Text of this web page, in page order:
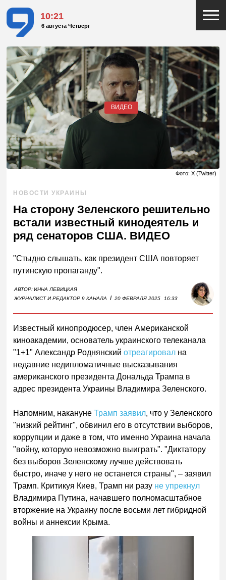
10:21
6 августа Четверг
ВИДЕО
Фото: X (Twitter)
НОВОСТИ УКРАИНЫ
На сторону Зеленского решительно
встали известный кинодеятель и
ряд сенаторов США. ВИДЕО
"Стыдно слышать, как президент США повторяет
путинскую пропаганду".
АВТОР:ИННА ЛЕВИЦКАЯ
ЖУРНАЛИСТ И РЕДАКТОР 9 КАНАЛА
I 20 ФЕВРАЛЯ 2025 16:33
Известный кинопродюсер, член Американской
киноакадемии, основатель украинского телеканала
"1+1" Александр Роднянскийотреагировал на
недавние недипломатичные высказывания
американского президента Дональда Трампа в
адрес президента Украины Владимира Зеленского.
Напомним, наканунеТрамп заявил, что у Зеленского
"низкий рейтинг", обвинил его в отсутствии выборов,
коррупции и даже в том, что именно Украина начала
"войну, которую невозможно выиграть". "Диктатору
без выборов Зеленскому лучше действовать
быстро, иначе у него не останется страны", – заявил
Трамп. Критикуя Киев, Трамп ни разу не упрекнул
Владимира Путина, начавшего полномасштабное
вторжение на Украину после восьми лет гибридной
войны и аннексии Крыма.